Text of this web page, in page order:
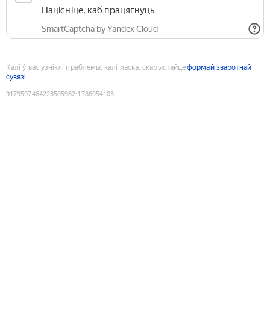
Націсніце, каб працягнуць
SmartCaptcha by Yandex Cloud
Калі ў вас узніклі праблемы, калі ласка, скарыстайцеформай зваротнай
сувязі
9179597464223505982:1786054103